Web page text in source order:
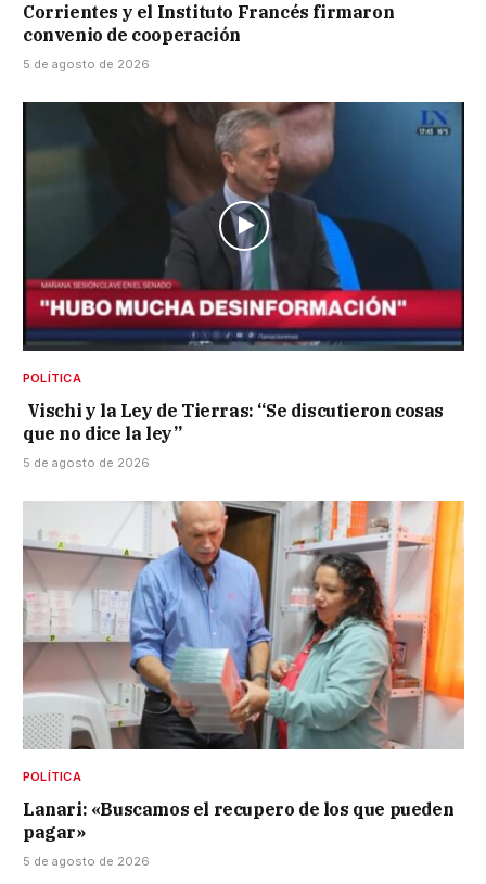
Corrientes y el Instituto Francés firmaron
convenio de cooperación
5 de agosto de 2026
POLÍTICA
Vischi y la Ley de Tierras: “Se discutieron cosas
que no dice la ley”
5 de agosto de 2026
POLÍTICA
Lanari: «Buscamos el recupero de los que pueden
pagar»
5 de agosto de 2026